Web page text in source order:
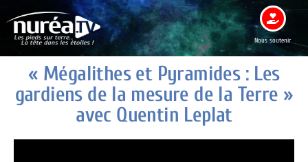
Nous soutenir
« Mégalithes et Pyramides : Les
gardiens de la mesure de la Terre »
avec Quentin Leplat